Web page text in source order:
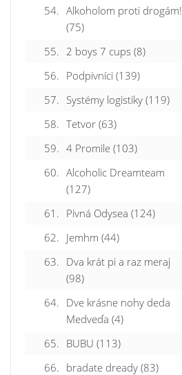
54. Alkoholom proti drogám!
(75)
55. 2 boys 7 cups (8)
56. Podpivníci (139)
57. Systémy logistiky (119)
58. Tetvor (63)
59. 4 Promile (103)
60. Alcoholic Dreamteam
(127)
61. Pivná Odysea (124)
62. Jemhm (44)
63. Dva krát pi a raz meraj
(98)
64. Dve krásne nohy deda
Medveďa (4)
65. BUBU (113)
66. bradate dready (83)